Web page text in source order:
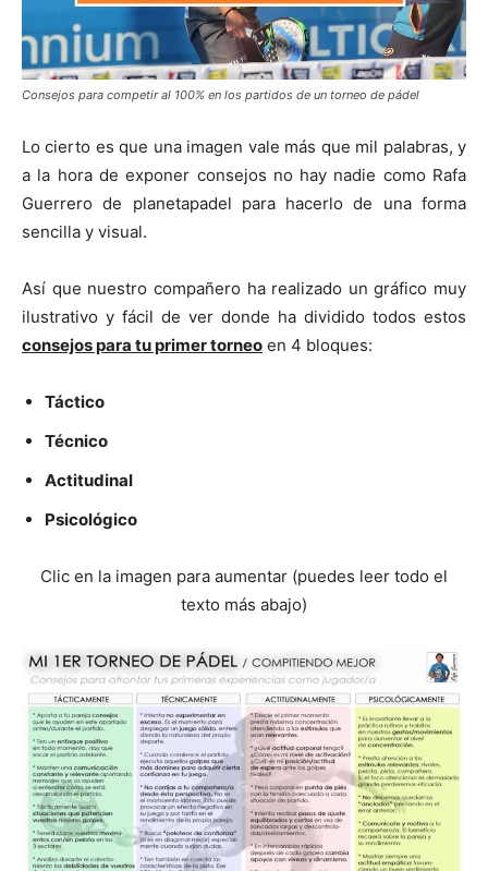
Consejos para competir al 100% en los partidos de un torneo de pádel
Lo cierto es que una imagen vale más que mil palabras, y
a la hora de exponer consejos no hay nadie como Rafa
Guerrero de planetapadel para hacerlo de una forma
sencilla y visual.
Así que nuestro compañero ha realizado un gráfico muy
ilustrativo y fácil de ver donde ha dividido todos estos
consejos para tu primer torneo en 4 bloques:
Táctico
Técnico
Actitudinal
Psicológico
Clic en la imagen para aumentar (puedes leer todo el
texto más abajo)